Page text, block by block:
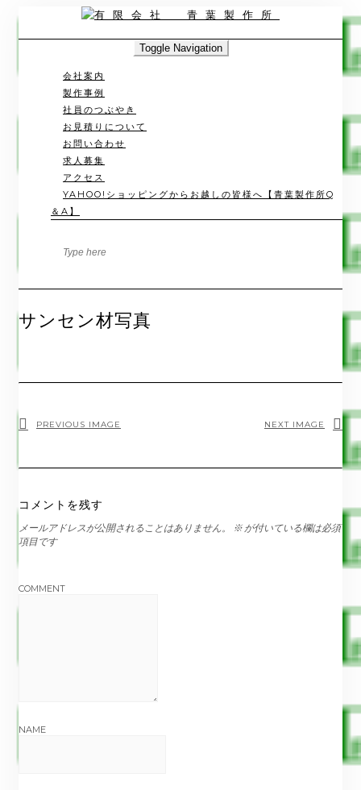
content
Toggle Navigation
会社案内
製作事例
社員のつぶやき
お見積りについて
お問い合わせ
求人募集
アクセス
YAHOO!ショッピングからお越しの皆様へ【青葉製作所Q
＆A】
サンセン材写真
PREVIOUS IMAGE NEXT IMAGE
コメントを残す
メールアドレスが公開されることはありません。 ※ が付いている欄は必須
項目です
COMMENT
NAME